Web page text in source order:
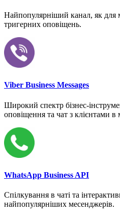
Найпопулярніший канал, як для
тригерних оповіщень.
Viber Business Messages
Широкий спектр бізнес-
оповіщення та чат з клієнтами в
WhatsApp Business API
Спілкування в чаті та
найпопулярніших месенджерів.